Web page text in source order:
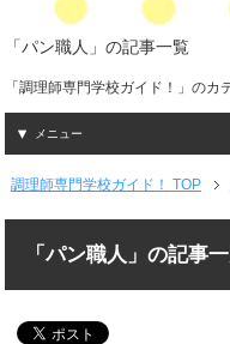
「パン職人」の記事一覧
「調理師専門学校ガイド！」の
メニュー
調理師専門学校ガイド！ TOP
「パン職人」の記事